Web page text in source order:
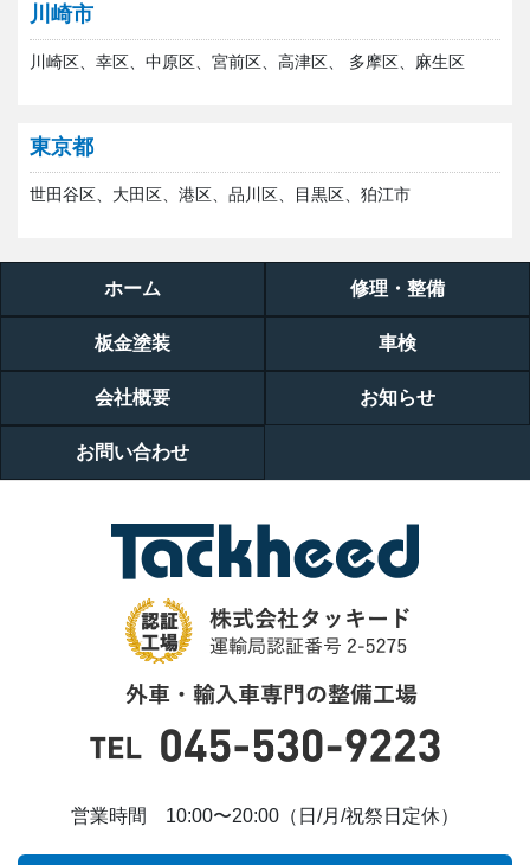
川崎市
川崎区、幸区、中原区、宮前区、高津区、 多摩区、麻生区
東京都
世田谷区、大田区、港区、品川区、目黒区、狛江市
営業時間 10:00〜20:00（日/月/祝祭日定休）
ホーム 修理・整備
板金塗装 車検
会社概要 お知らせ
お問い合わせ